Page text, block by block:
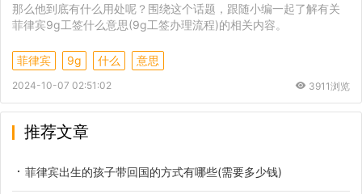
那么他到底有什么用处呢？围绕这个话题，跟随小编一起了解有关
菲律宾9g工签什么意思(9g工签办理流程)的相关内容。
菲律宾 9g 什么 意思
2024-10-07 02:51:02 3911浏览
推荐文章
菲律宾出生的孩子带回国的方式有哪些(需要多少钱)